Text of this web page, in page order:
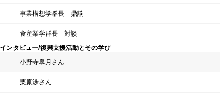
事業構想学群長 鼎談
食産業学群長 対談
インタビュー/復興支援活動とその学び
小野寺皐月さん
栗原渉さん